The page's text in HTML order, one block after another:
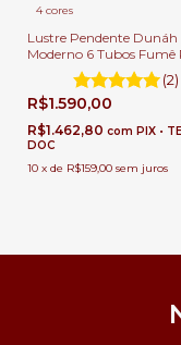
4 cores
Lustre Pendente Dunáh
Moderno 6 Tubos Fumê
Escadas e Casas Pé
Duplo e Alto.
(2)
R$1.590,00
R$1.462,80 com PIX •
DOC
10 x de R$159,00 sem juros